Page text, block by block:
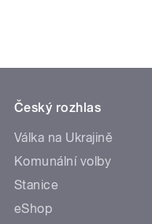
Český rozhlas
Válka na Ukrajině
Komunální volby
Stanice
eShop